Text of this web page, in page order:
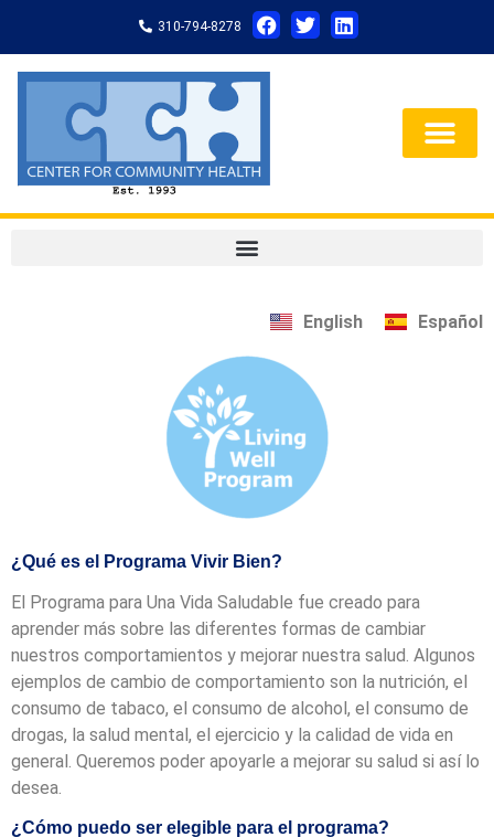
310-794-8278
English Español
¿Qué es el Programa Vivir Bien?
El Programa para Una Vida Saludable fue creado para
aprender más sobre las diferentes formas de cambiar
nuestros comportamientos y mejorar nuestra salud. Algunos
ejemplos de cambio de comportamiento son la nutrición, el
consumo de tabaco, el consumo de alcohol, el consumo de
drogas, la salud mental, el ejercicio y la calidad de vida en
general. Queremos poder apoyarle a mejorar su salud si así lo
desea.
¿Cómo puedo ser elegible para el programa?